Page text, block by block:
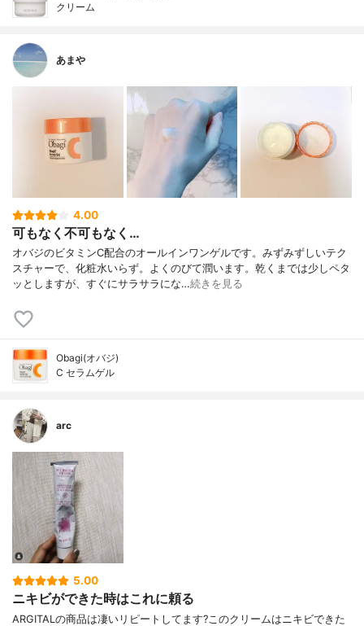
クリーム
あまや
4.00
可もなく不可もなく…
オバジのビタミンC配合のオールインワンゲルです。みずみずしいテク
スチャーで、化粧水いらず。よくのびて潤います。乾くまでは少しペタ
ッとしますが、すぐにサラサラにな…続きを見る
Obagi(オバジ)
C セラムゲル
arc
5.00
ニキビができた時はこれに頼る
ARGITALの商品は凄いリピートしてます?このクリームはニキビできた